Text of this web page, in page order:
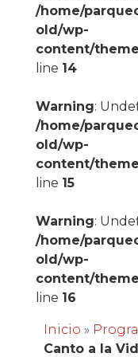
/home/
old/wp-
content/
line 14
Warning:
/home/
old/wp-
content/
line 15
Warning:
/home/
old/wp-
content/
line 16
Inicio »
Canto a la